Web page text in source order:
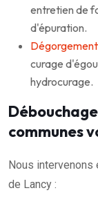
entretien de
d'épuration.
curage
hydrocurage.
communes
Nous intervenons
de Lancy :